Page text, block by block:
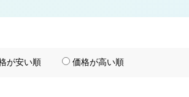
が安い順 価格が高い順